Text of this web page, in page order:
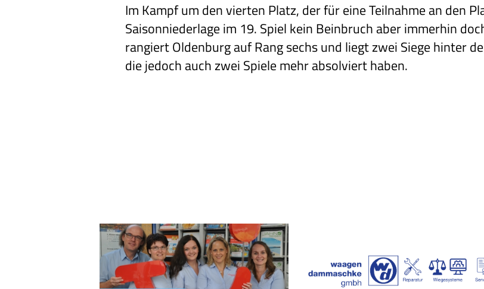
Im Kampf um den vierten Platz, der für eine Teilnahme an den
Saisonniederlage im 19. Spiel kein Beinbruch aber immerhin
rangiert Oldenburg auf Rang sechs und liegt zwei Siege hinter
die jedoch auch zwei Spiele mehr absolviert haben.